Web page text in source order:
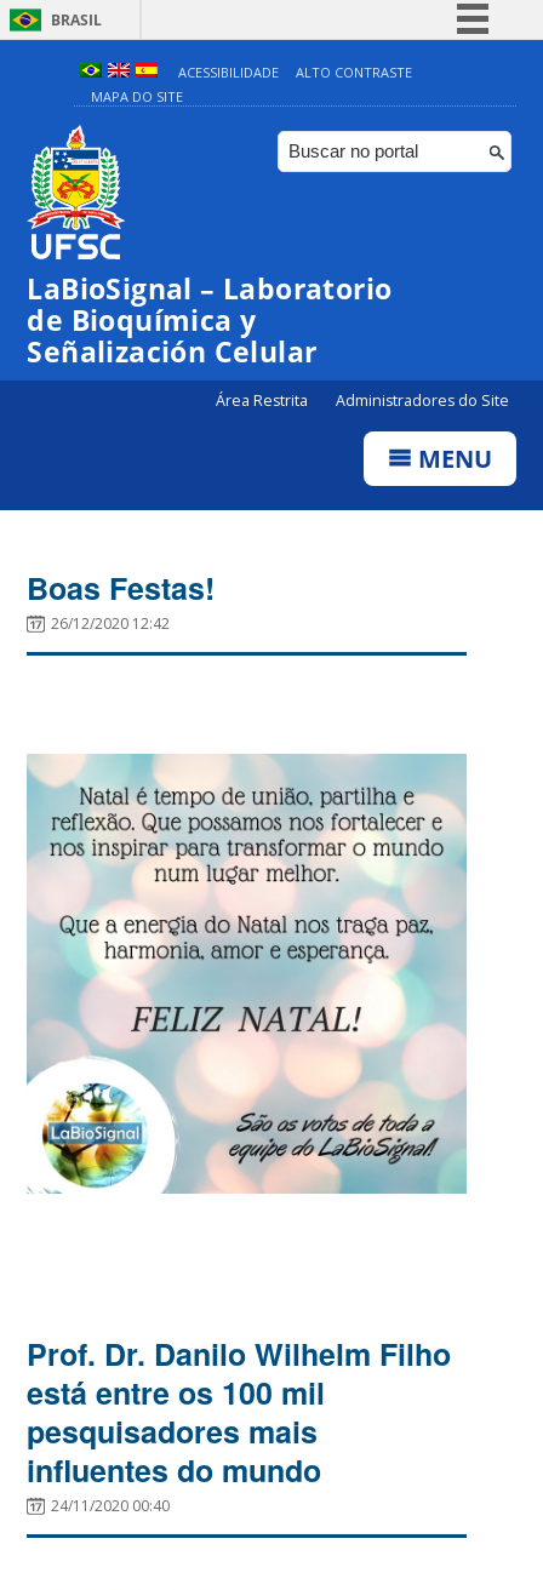
BRASIL
Simplifique!
Comunica BR
Participe
ACESSIBILIDADE
ALTO CONTRASTE
MAPA DO SITE
LaBioSignal – Laboratorio
de Bioquímica y
Señalización Celular
Área Restrita Administradores do Site
MENU
Boas Festas!
26/12/2020 12:42
Prof. Dr. Danilo Wilhelm Filho
está entre os 100 mil
pesquisadores mais
influentes do mundo
24/11/2020 00:40